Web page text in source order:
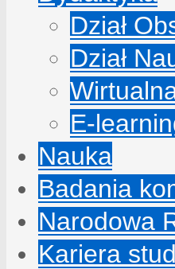
Dział
Dział
E-
Nauka
Badania
Narodowa
Kariera